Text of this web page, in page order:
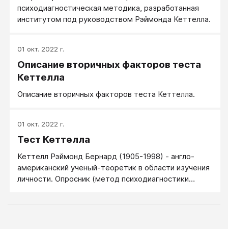
психодиагностическая методика, разработанная
институтом под руководством Рэймонда Кеттелла.
01 окт. 2022 г.
Описание вторичных факторов теста
Кеттелла
Описание вторичных факторов теста Кеттелла.
01 окт. 2022 г.
Тест Кеттелла
Кеттелл Рэймонд Бернард (1905-1998) - англо-
американский ученый-теоретик в области изучения
личности. Опросник (метод психодиагностики